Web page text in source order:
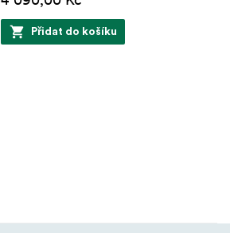
Přidat do košíku